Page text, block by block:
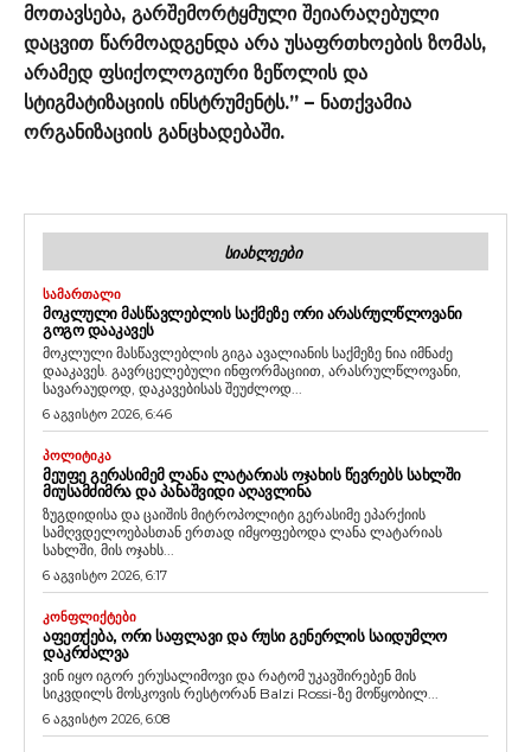
მოთავსება, გარშემორტყმული შეიარაღებული
დაცვით წარმოადგენდა არა უსაფრთხოების ზომას,
არამედ ფსიქოლოგიური ზეწოლის და
სტიგმატიზაციის ინსტრუმენტს.” – ნათქვამია
ორგანიზაციის განცხადებაში.
ᲡᲘᲐᲮᲚᲔᲔᲑᲘ
ᲡᲐᲛᲐᲠᲗᲐᲚᲘ
ᲛᲝᲙᲚᲣᲚᲘ ᲛᲐᲡᲬᲐᲕᲚᲔᲑᲚᲘᲡ ᲡᲐᲥᲛᲔᲖᲔ ᲝᲠᲘ ᲐᲠᲐᲡᲠᲣᲚᲬᲚᲝᲕᲐᲜᲘ
ᲒᲝᲒᲝ ᲓᲐᲐᲙᲐᲕᲔᲡ
მოკლული მასწავლებლის გიგა ავალიანის საქმეზე ნია იმნაძე
დააკავეს. გავრცელებული ინფორმაციით, არასრულწლოვანი,
სავარაუდოდ, დაკავებისას შეუძლოდ...
6 აგვისტო 2026, 6:46
ᲞᲝᲚᲘᲢᲘᲙᲐ
ᲛᲔᲣᲤᲔ ᲒᲔᲠᲐᲡᲘᲛᲔᲛ ᲚᲐᲜᲐ ᲚᲐᲢᲐᲠᲘᲐᲡ ᲝᲯᲐᲮᲘᲡ ᲬᲔᲕᲠᲔᲑᲡ ᲡᲐᲮᲚᲨᲘ
ᲛᲘᲣᲡᲐᲛᲫᲘᲛᲠᲐ ᲓᲐ ᲞᲐᲜᲐᲨᲕᲘᲓᲘ ᲐᲦᲐᲕᲚᲘᲜᲐ
ზუგდიდისა და ცაიშის მიტროპოლიტი გერასიმე ეპარქიის
სამღვდელოებასთან ერთად იმყოფებოდა ლანა ლატარიას
სახლში, მის ოჯახს...
6 აგვისტო 2026, 6:17
ᲙᲝᲜᲤᲚᲘᲥᲢᲔᲑᲘ
ᲐᲤᲔᲗᲥᲔᲑᲐ, ᲝᲠᲘ ᲡᲐᲤᲚᲐᲕᲘ ᲓᲐ ᲠᲣᲡᲘ ᲒᲔᲜᲔᲠᲚᲘᲡ ᲡᲐᲘᲓᲣᲛᲚᲝ
ᲓᲐᲙᲠᲫᲐᲚᲕᲐ
ვინ იყო იგორ ერუსალიმოვი და რატომ უკავშირებენ მის
სიკვდილს მოსკოვის რესტორან Balzi Rossi-ზე მოწყობილ...
6 აგვისტო 2026, 6:08